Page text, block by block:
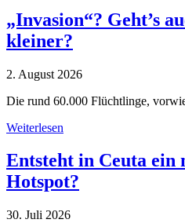
„Invasion“? Geht’s
kleiner?
2. August 2026
Die rund 60.000 Flüchtlinge,
Weiterlesen
Entsteht in Ceuta ein
Hotspot?
30. Juli 2026